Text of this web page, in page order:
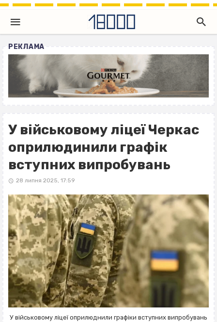
РЕКЛАМА
У військовому ліцеї Черкас
оприлюдинили графік
вступних випробувань
28 липня 2025, 17:59
У військовому ліцеї оприлюднили графіки вступних випробувань